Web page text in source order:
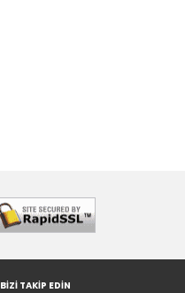
BIZI TAKIP EDIN